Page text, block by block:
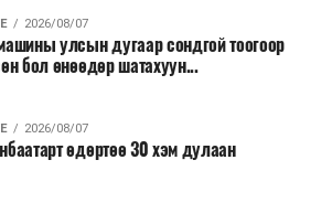
2026/08/07
улсын дугаар сондгой тоогоор
бол өнөөдөр шатахуун...
2026/08/07
өдөртөө 30 хэм дулаан